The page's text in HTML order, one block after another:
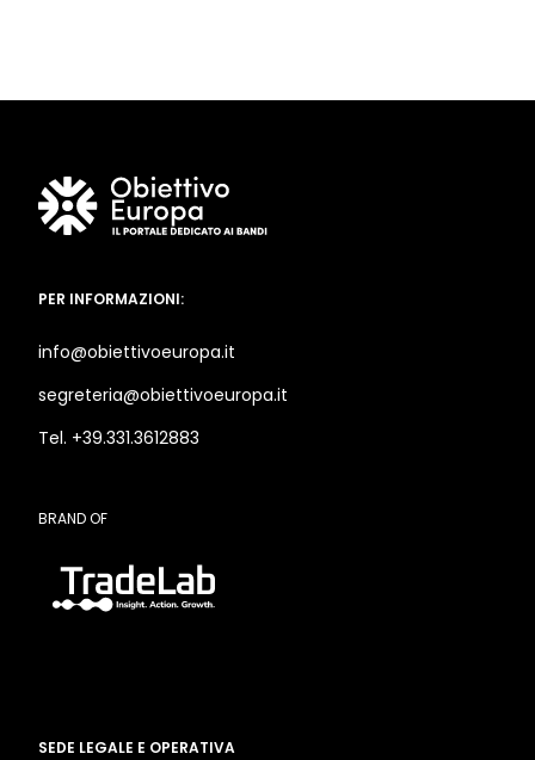
PER INFORMAZIONI:
info@obiettivoeuropa.it
segreteria@obiettivoeuropa.it
Tel. +39.331.3612883
BRAND OF
SEDE LEGALE E OPERATIVA